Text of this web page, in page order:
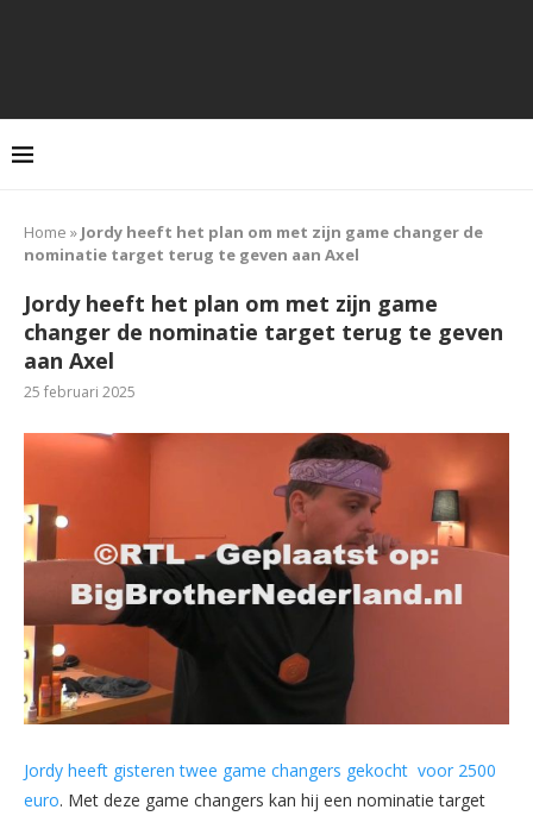
Home » Jordy heeft het plan om met zijn game changer de
nominatie target terug te geven aan Axel
Jordy heeft het plan om met zijn game
changer de nominatie target terug te geven
aan Axel
25 februari 2025
Jordy heeft gisteren twee game changers gekocht voor 2500
euro. Met deze game changers kan hij een nominatie target